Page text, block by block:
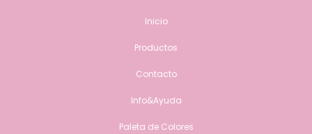
Inicio
Productos
Contacto
Info&Ayuda
Paleta de Colores